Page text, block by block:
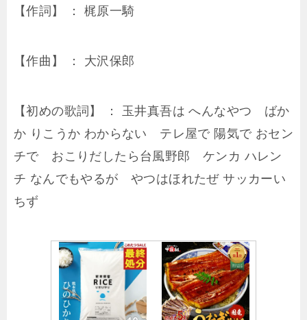
【作詞】 ： 梶原一騎
【作曲】 ： 大沢保郎
【初めの歌詞】 ： 玉井真吾は へんなやつ ばか
か りこうか わからない テレ屋で 陽気で おセン
チで おこりだしたら台風野郎 ケンカ ハレン
チ なんでもやるが やつはほれたぜ サッカーい
ちず